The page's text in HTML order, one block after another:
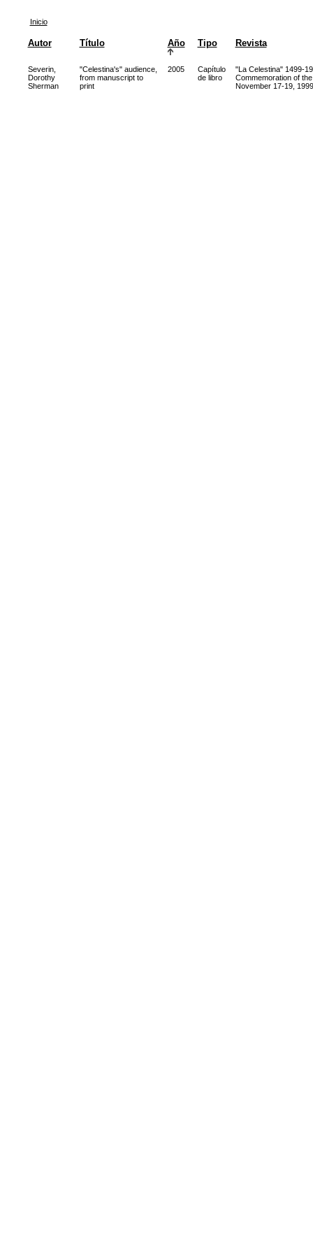
Inicio
Autor Título Año Tipo Revista
Severin,
Dorothy
Sherman
"Celestina's" audience,
from manuscript to
print
2005
Capítulo
de libro
"La Celestina" 1499-
Commemoration of
November 17-19,